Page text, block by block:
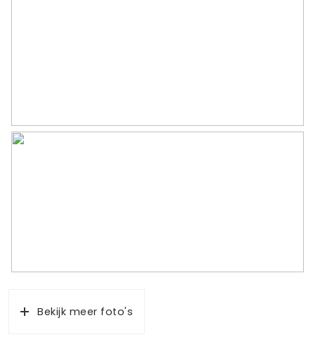
Bekijk meer foto's